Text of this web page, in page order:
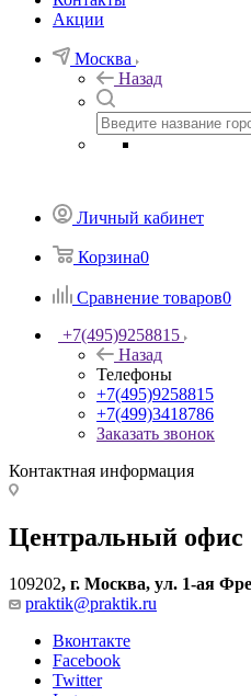
Акции
Москва
Назад
Личный кабинет
Корзина0
Сравнение товаров0
+7(495)9258815
Назад
Телефоны
+7(495)9258815
+7(499)3418786
Заказать звонок
Контактная информация
Центральный офис
109202, г. Москва, ул. 1-ая
praktik@praktik.ru
Вконтакте
Facebook
Twitter